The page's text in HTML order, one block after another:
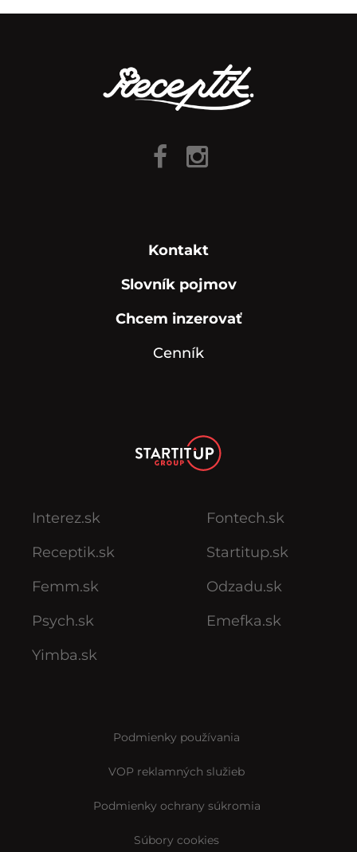
Kontakt
Slovník pojmov
Chcem inzerovať
Cenník
Interez.sk
Receptik.sk
Femm.sk
Psych.sk
Yimba.sk
Fontech.sk
Startitup.sk
Odzadu.sk
Emefka.sk
Podmienky používania
VOP reklamných služieb
Podmienky ochrany súkromia
Súbory cookies